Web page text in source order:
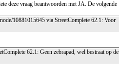
deze vraag beantwoorden met JA. De volgende
10881015645 via StreetComplete 62.1: Voor
62.1: Geen zebrapad, wel bestraat op de